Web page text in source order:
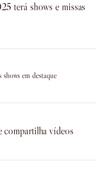
terá shows e missas
em destaque
compartilha vídeos